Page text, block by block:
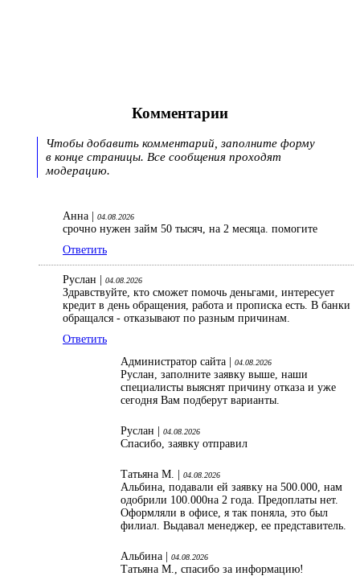
Комментарии
Чтобы добавить комментарий, заполните форму
в конце страницы. Все сообщения проходят
модерацию.
Анна | 04.08.2026
срочно нужен займ 50 тысяч, на 2 месяца. помогите
Ответить
Руслан | 04.08.2026
Здравствуйте, кто сможет помочь деньгами, интересует
кредит в день обращения, работа и прописка есть. В банки
обращался - отказывают по разным причинам.
Ответить
Администратор сайта |
04.08.2026
Руслан, заполните заявку выше, наши
специалисты выяснят причину отказа и уже
сегодня Вам подберут варианты.
Руслан | 04.08.2026
Спасибо, заявку отправил
Татьяна М. | 04.08.2026
Альбина, подавали ей заявку на 500.000, нам
одобрили 100.000на 2 года. Предоплаты нет.
Оформляли в офисе, я так поняла, это был
филиал. Выдавал менеджер, ее представитель.
Альбина | 04.08.2026
Татьяна М., спасибо за информацию!